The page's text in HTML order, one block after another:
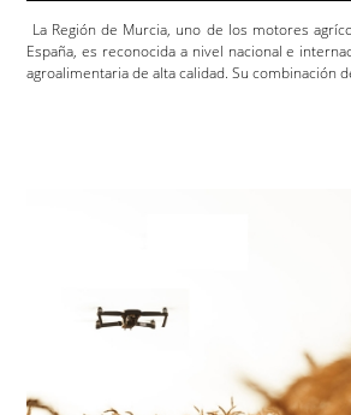
La Región de Murcia, uno de los motores
España, es reconocida a nivel nacional e
agroalimentaria de alta calidad. Su combinación